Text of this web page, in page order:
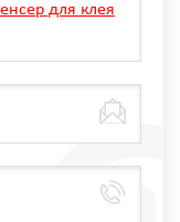
для клея